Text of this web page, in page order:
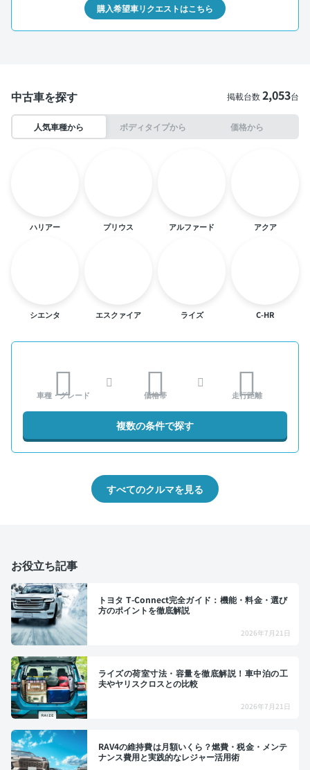
購入希望車リクエストはこちら
中古車を探す 掲載台数2,053台
人気車種から ボディタイプから 価格から
ハリアー プリウス アルファード アクア
シエンタ エスクァイア ライズ C-HR
車種・グレード 価格帯 走行距離
複数の条件で探す
すべてのクルマを見る
お役立ち記事
トヨタ T-Connect完全ガイド：機能・料金・選び
方のポイントを徹底解説
2026年7月21日
ライズの荷室寸法・容量を徹底解説！車中泊の工
夫やヤリスクロスとの比較
2026年7月21日
RAV4の維持費は月額いくら？燃費・税金・メンテ
ナンス費用と実践的なレジャー活用術